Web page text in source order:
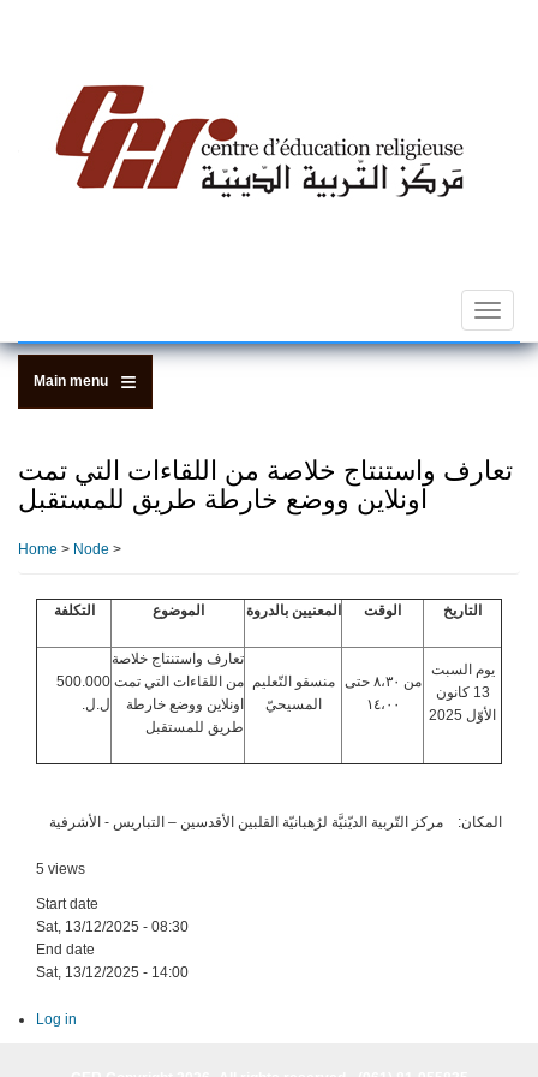
Toggle
Main menu
تعارف واستنتاج خلاصة من اللقاءات التي تمت
اونلاين ووضع خارطة طريق للمستقبل
Home > Node >
التاريخ الوقت المعنيين بالدروة الموضوع التكلفة
يوم السبت
13 كانون
الأوّل 2025
من ٨،٣٠ حتى
١٤،٠٠
منسقو التّعليم
المسيحيّ
تعارف واستنتاج خلاصة
من اللقاءات التي تمت
اونلاين ووضع خارطة
طريق للمستقبل
500.000
ل.ل.
المكان: مركز التّربية الديّنيَّة لرُهبانيّة القلبين الأقدسين – التباريس - الأشرفية
5 views
Start date
Sat, 13/12/2025 - 08:30
End date
Sat, 13/12/2025 - 14:00
Log in